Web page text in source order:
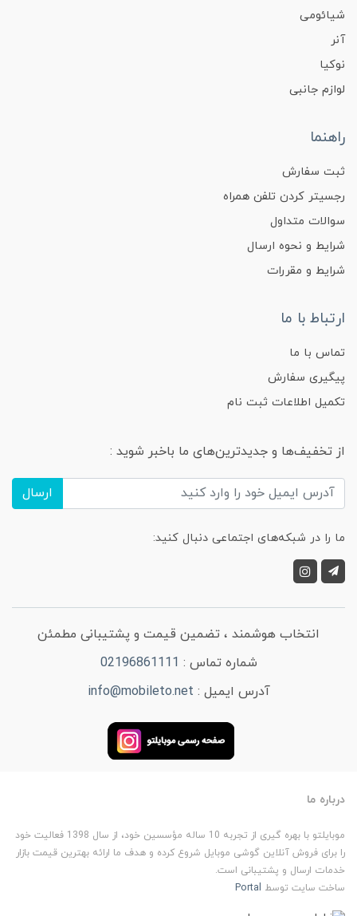
شیائومی
آنر
نوکیا
لوازم جانبی
راهنما
ثبت سفارش
رجسیتر کردن تلفن همراه
سوالات متداول
شرایط و نحوه ارسال
شرایط و مقررات
ارتباط با ما
تماس با ما
پیگیری سفارش
تکمیل اطلاعات ثبت نام
از تخفیف‌ها و جدیدترین‌های ما باخبر شوید :
ارسال
ما را در شبکه‌های اجتماعی دنبال کنید:
انتخاب هوشمند ، تضمین قیمت و پشتیبانی مطمئن
شماره تماس : 02196861111
آدرس ایمیل : info@mobileto.net
درباره ما
موبایلتو با بهره گیری از تجربه 10 ساله مؤسسین خود، از سال 1398 فعالیت خود
را برای فروش آنلاین گوشی موبایل شروع کرده و هدف ما ارائه بهترین قیمت بازار
خدمات ارسال و پشتیبانی است.
ساخت سایت توسط Portal